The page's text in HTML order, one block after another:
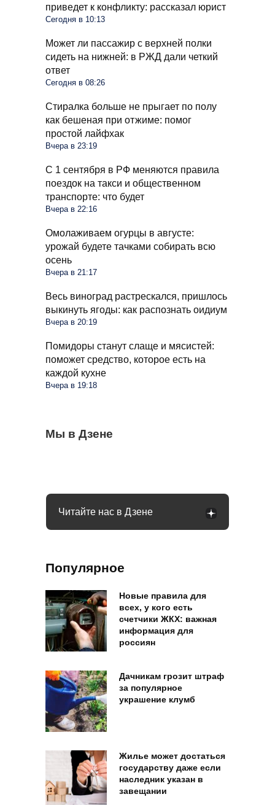
приведет к конфликту: рассказал юрист
Сегодня в 10:13
Может ли пассажир с верхней полки
сидеть на нижней: в РЖД дали четкий
ответ
Сегодня в 08:26
Стиралка больше не прыгает по полу
как бешеная при отжиме: помог
простой лайфхак
Вчера в 23:19
С 1 сентября в РФ меняются правила
поездок на такси и общественном
транспорте: что будет
Вчера в 22:16
Омолаживаем огурцы в августе:
урожай будете тачками собирать всю
осень
Вчера в 21:17
Весь виноград растрескался, пришлось
выкинуть ягоды: как распознать оидиум
Вчера в 20:19
Помидоры станут слаще и мясистей:
поможет средство, которое есть на
каждой кухне
Вчера в 19:18
Мы в Дзене
С 1 сентября россиян будут сажать и
штрафовать за грибы: что нельзя
Сосед со скандалом требует убрать доски
Какое общение с гаишником неминуемо
Читайте нас в Дзене
Популярное
Новые правила для
всех, у кого есть
счетчики ЖКХ: важная
информация для
россиян
Дачникам грозит штраф
за популярное
украшение клумб
Жилье может достаться
государству даже если
наследник указан в
завещании